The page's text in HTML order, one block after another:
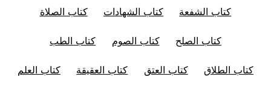
كتاب الشفعة كتاب الشهادات كتاب الصلاة
كتاب الصلح كتاب الصوم كتاب الطب
كتاب الطلاق كتاب العتق كتاب العقيقة كتاب العلم